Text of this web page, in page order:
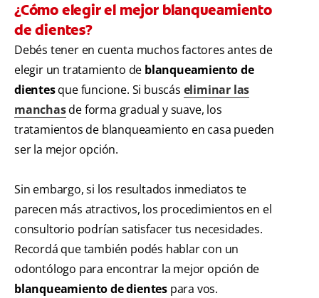
¿Cómo elegir el mejor blanqueamiento
de dientes?
Debés tener en cuenta muchos factores antes de
elegir un tratamiento de blanqueamiento de
dientesque funcione. Si buscás eliminar las
manchasde forma gradual y suave, los
tratamientos de blanqueamiento en casa pueden
ser la mejor opción.
Sin embargo, si los resultados inmediatos te
parecen más atractivos, los procedimientos en el
consultorio podrían satisfacer tus necesidades.
Recordá que también podés hablar con un
odontólogo para encontrar la mejor opción de
blanqueamiento de dientes para vos.